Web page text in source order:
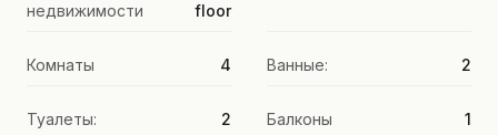
недвижимости
floor
Комнаты 4 Ванные: 2
Туалеты: 2 Балконы 1